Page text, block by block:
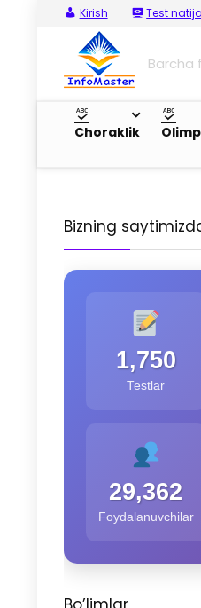
Kirish Test
Barcha
Choraklik
Bizning
1,750
Testlar
29,362
Foydalanuvchilar